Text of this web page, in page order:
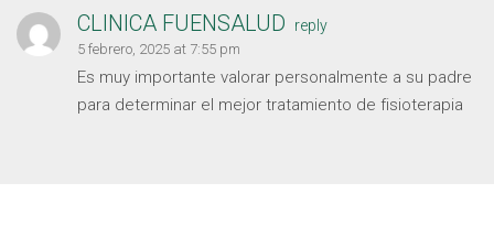
CLINICA FUENSALUD reply
5 febrero, 2025 at 7:55 pm
Es muy importante valorar personalmente a su padre
para determinar el mejor tratamiento de fisioterapia